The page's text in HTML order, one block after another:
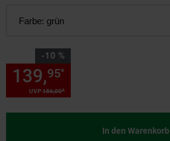
Farbe: grün
-10 %
Sie Sparen 10 Prozent,
UVP156,00*
139,95*
In den Warenkorb